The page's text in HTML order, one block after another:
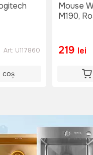
Art: U117860
coș
Mouse
M190,
219 lei